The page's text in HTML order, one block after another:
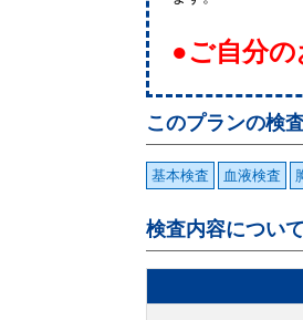
●ご自分
このプランの検
基本検査 血液検査
検査内容について